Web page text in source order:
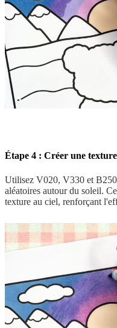
Étape 4 : Créer une
Utilisez V020, V330 et B250
aléatoires autour du soleil.
texture au ciel, renforçant